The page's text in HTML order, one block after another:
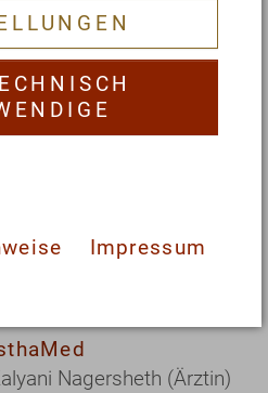
Impressum
Lieber (Ärztin)
Lieber (Ärztin)
Skazhenikov
Nagersheth (Ärztin)